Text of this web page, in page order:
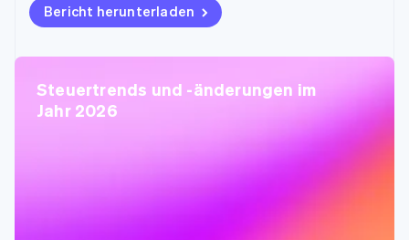
Bericht herunterladen
Steuertrends und -änderungen im
Jahr 2026